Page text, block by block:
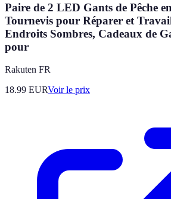
Paire de 2 LED Gants de Pêche
Tournevis pour Réparer et
Endroits Sombres, Cadeaux de
pour
Rakuten FR
18.99 EURVoir le prix